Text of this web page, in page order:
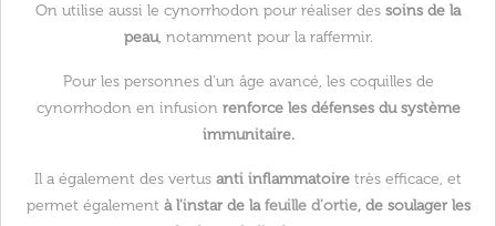
On utilise aussi le cynorrhodon pour réaliser des soins de la
peau, notamment pour la raffermir.
Pour les personnes d'un âge avancé, les coquilles de
cynorrhodon en infusion renforce les défenses du système
immunitaire.
Il a également des vertus anti inflammatoire très efficace, et
permet également à l'instar de lafeuille d'ortie, de soulager les